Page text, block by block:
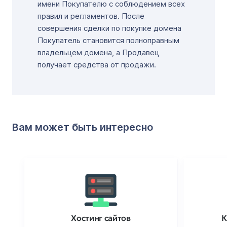
имени Покупателю с соблюдением всех
правил и регламентов. После
совершения сделки по покупке домена
Покупатель становится полноправным
владельцем домена, а Продавец
получает средства от продажи.
Вам может быть интересно
Хостинг сайтов